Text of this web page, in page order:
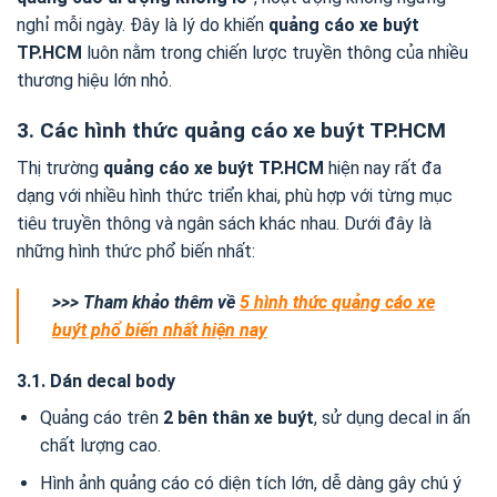
nghỉ mỗi ngày. Đây là lý do khiến quảng cáo xe buýt
TP.HCM luôn nằm trong chiến lược truyền thông của nhiều
thương hiệu lớn nhỏ.
3. Các hình thức quảng cáo xe buýt TP.HCM
Thị trường quảng cáo xe buýt TP.HCM hiện nay rất đa
dạng với nhiều hình thức triển khai, phù hợp với từng mục
tiêu truyền thông và ngân sách khác nhau. Dưới đây là
những hình thức phổ biến nhất:
>>> Tham khảo thêm về 5 hình thức quảng cáo xe
buýt phổ biến nhất hiện nay
3.1. Dán decal body
Quảng cáo trên 2 bên thân xe buýt, sử dụng decal in ấn
chất lượng cao.
Hình ảnh quảng cáo có diện tích lớn, dễ dàng gây chú ý